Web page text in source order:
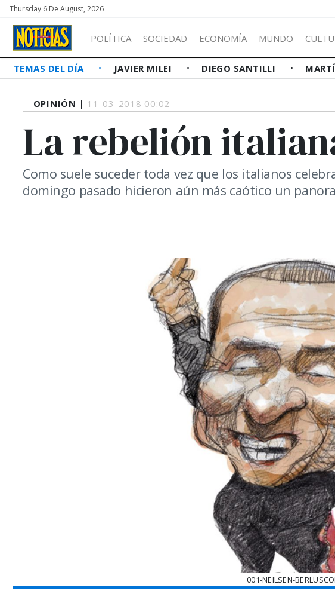
Thursday 6 De August, 2026
POLÍTICA SOCIEDAD ECONOMÍA MUNDO
TEMAS DEL DÍA JAVIER MILEI DIEGO SANTILLI
OPINIÓN | 11-03-2018 00:02
La rebelión
Como suele suceder toda vez que los italianos
domingo pasado hicieron aún más caótico un
001-NEILSEN-